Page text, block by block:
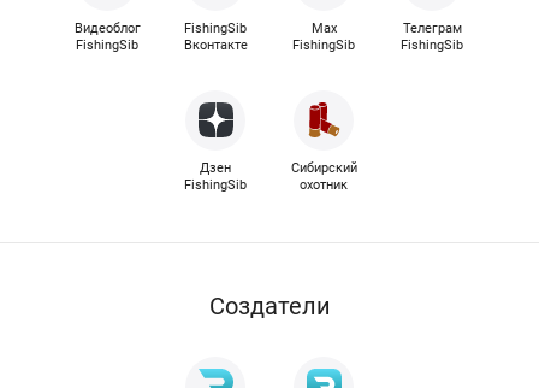
Видеоблог
FishingSib
FishingSib
Вконтакте
Max
FishingSib
Телеграм
FishingSib
Дзен
FishingSib
Сибирский
охотник
Cоздатели